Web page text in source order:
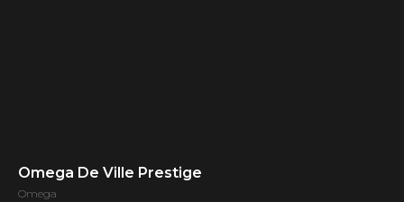
Omega De Ville Prestige
Omega